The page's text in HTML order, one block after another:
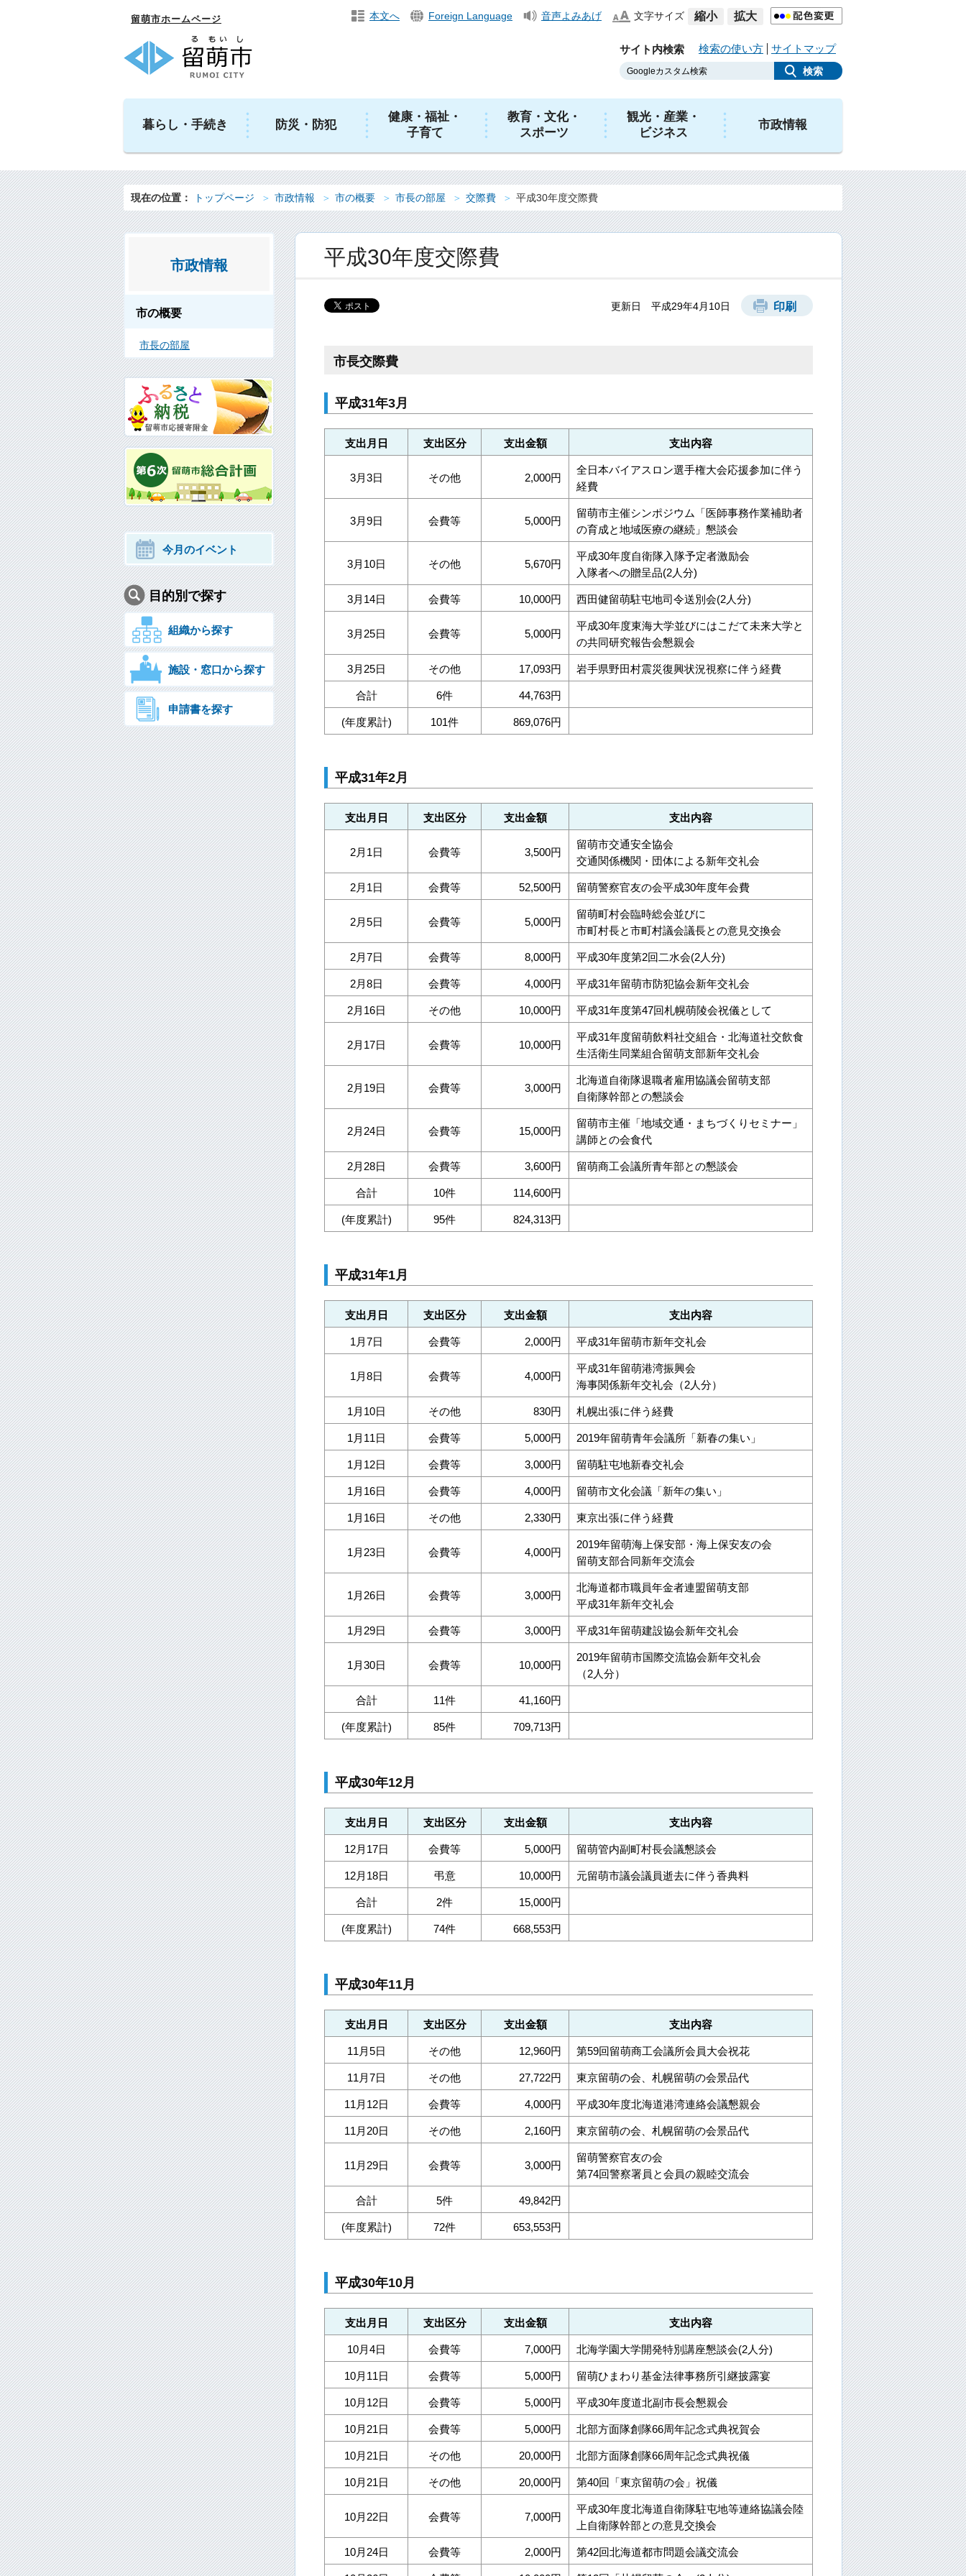
留萌市ホームページ 本文へ Foreign Language 音声よみあげ 文字サイズ 縮小 拡大
サイト内検索 検索の使い方 サイトマップ
暮らし・手続き 防災・防犯
健康・福祉・
子育て
教育・文化・
スポーツ
観光・産業・
ビジネス
市政情報
現在の位置： トップページ 市政情報 市の概要 市長の部屋 交際費 平成30年度交際費
平成30年度交際費
印刷
更新日 平成29年4月10日
市長交際費
平成31年3月
支出月日 支出区分 支出金額 支出内容
3月3日 その他 2,000円
全日本バイアスロン選手権大会応援参加に伴う
経費
3月9日 会費等 5,000円
留萌市主催シンポジウム「医師事務作業補助者
の育成と地域医療の継続」懇談会
3月10日 その他 5,670円
平成30年度自衛隊入隊予定者激励会
入隊者への贈呈品(2人分)
3月14日 会費等 10,000円 西田健留萌駐屯地司令送別会(2人分)
3月25日 会費等 5,000円
平成30年度東海大学並びにはこだて未来大学と
の共同研究報告会懇親会
3月25日 その他 17,093円 岩手県野田村震災復興状況視察に伴う経費
合計 6件 44,763円
(年度累計) 101件 869,076円
平成31年2月
支出月日 支出区分 支出金額 支出内容
2月1日 会費等 3,500円
留萌市交通安全協会
交通関係機関・団体による新年交礼会
2月1日 会費等 52,500円 留萌警察官友の会平成30年度年会費
2月5日 会費等 5,000円
留萌町村会臨時総会並びに
市町村長と市町村議会議長との意見交換会
2月7日 会費等 8,000円 平成30年度第2回二水会(2人分)
2月8日 会費等 4,000円 平成31年留萌市防犯協会新年交礼会
2月16日 その他 10,000円 平成31年度第47回札幌萌陵会祝儀として
2月17日 会費等 10,000円
平成31年度留萌飲料社交組合・北海道社交飲食
生活衛生同業組合留萌支部新年交礼会
2月19日 会費等 3,000円
北海道自衛隊退職者雇用協議会留萌支部
自衛隊幹部との懇談会
2月24日 会費等 15,000円
留萌市主催「地域交通・まちづくりセミナー」
講師との会食代
2月28日 会費等 3,600円 留萌商工会議所青年部との懇談会
合計 10件 114,600円
(年度累計) 95件 824,313円
平成31年1月
支出月日 支出区分 支出金額 支出内容
1月7日 会費等 2,000円 平成31年留萌市新年交礼会
1月8日 会費等 4,000円
平成31年留萌港湾振興会
海事関係新年交礼会（2人分）
1月10日 その他 830円 札幌出張に伴う経費
1月11日 会費等 5,000円 2019年留萌青年会議所「新春の集い」
1月12日 会費等 3,000円 留萌駐屯地新春交礼会
1月16日 会費等 4,000円 留萌市文化会議「新年の集い」
1月16日 その他 2,330円 東京出張に伴う経費
1月23日 会費等 4,000円
2019年留萌海上保安部・海上保安友の会
留萌支部合同新年交流会
1月26日 会費等 3,000円
北海道都市職員年金者連盟留萌支部
平成31年新年交礼会
1月29日 会費等 3,000円 平成31年留萌建設協会新年交礼会
1月30日 会費等 10,000円
2019年留萌市国際交流協会新年交礼会
（2人分）
合計 11件 41,160円
(年度累計) 85件 709,713円
平成30年12月
支出月日 支出区分 支出金額 支出内容
12月17日 会費等 5,000円 留萌管内副町村長会議懇談会
12月18日 弔意 10,000円 元留萌市議会議員逝去に伴う香典料
合計 2件 15,000円
(年度累計) 74件 668,553円
平成30年11月
支出月日 支出区分 支出金額 支出内容
11月5日 その他 12,960円 第59回留萌商工会議所会員大会祝花
11月7日 その他 27,722円 東京留萌の会、札幌留萌の会景品代
11月12日 会費等 4,000円 平成30年度北海道港湾連絡会議懇親会
11月20日 その他 2,160円 東京留萌の会、札幌留萌の会景品代
11月29日 会費等 3,000円
留萌警察官友の会
第74回警察署員と会員の親睦交流会
合計 5件 49,842円
(年度累計) 72件 653,553円
平成30年10月
支出月日 支出区分 支出金額 支出内容
10月4日 会費等 7,000円 北海学園大学開発特別講座懇談会(2人分)
10月11日 会費等 5,000円 留萌ひまわり基金法律事務所引継披露宴
10月12日 会費等 5,000円 平成30年度道北副市長会懇親会
10月21日 会費等 5,000円 北部方面隊創隊66周年記念式典祝賀会
10月21日 その他 20,000円 北部方面隊創隊66周年記念式典祝儀
10月21日 その他 20,000円 第40回「東京留萌の会」祝儀
10月22日 会費等 7,000円
平成30年度北海道自衛隊駐屯地等連絡協議会陸
上自衛隊幹部との意見交換会
10月24日 会費等 2,000円 第42回北海道都市問題会議交流会
市政情報
市の概要
市長の部屋
今月のイベント
目的別で探す
組織から探す
施設・窓口から探す
申請書を探す